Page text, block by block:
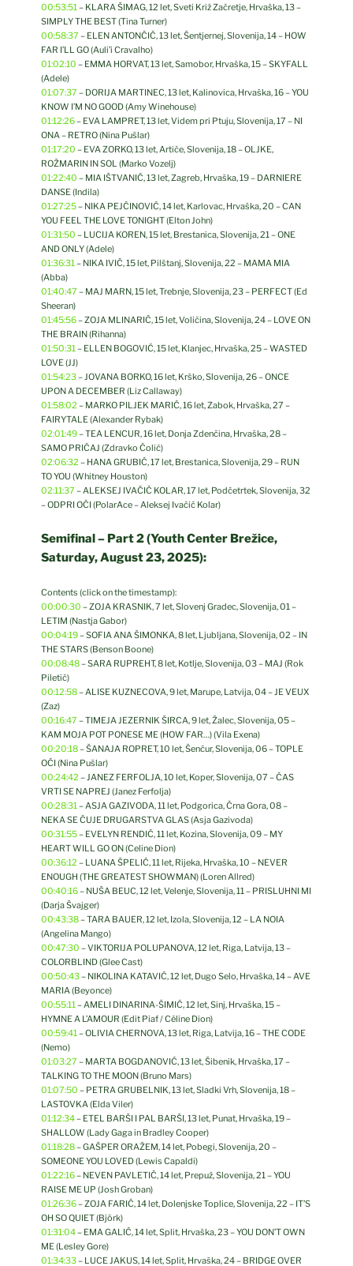
00:53:51 – KLARA ŠIMAG, 12 let, Sveti Križ Začretje, Hrvaška, 13 –
SIMPLY THE BEST (Tina Turner)
00:58:37 – ELEN ANTONČIČ, 13 let, Šentjernej, Slovenija, 14 – HOW
FAR I’LL GO (Auli’i Cravalho)
01:02:10 – EMMA HORVAT, 13 let, Samobor, Hrvaška, 15 – SKYFALL
(Adele)
01:07:37 – DORIJA MARTINEC, 13 let, Kalinovica, Hrvaška, 16 – YOU
KNOW I’M NO GOOD (Amy Winehouse)
01:12:26– EVA LAMPRET, 13 let, Videm pri Ptuju, Slovenija, 17 – NI
ONA – RETRO (Nina Pušlar)
01:17:20 – EVA ZORKO, 13 let, Artiče, Slovenija, 18 – OLJKE,
ROŽMARIN IN SOL (Marko Vozelj)
01:22:40 – MIA IŠTVANIĆ, 13 let, Zagreb, Hrvaška, 19 – DARNIERE
DANSE (Indila)
01:27:25– NIKA PEJČINOVIĆ, 14 let, Karlovac, Hrvaška, 20 – CAN
YOU FEEL THE LOVE TONIGHT (Elton John)
01:31:50 – LUCIJA KOREN, 15 let, Brestanica, Slovenija, 21 – ONE
AND ONLY (Adele)
01:36:31 – NIKA IVIČ, 15 let, Pilštanj, Slovenija, 22 – MAMA MIA
(Abba)
01:40:47 – MAJ MARN, 15 let, Trebnje, Slovenija, 23 – PERFECT (Ed
Sheeran)
01:45:56– ZOJA MLINARIČ, 15 let, Voličina, Slovenija, 24 – LOVE ON
THE BRAIN (Rihanna)
01:50:31 – ELLEN BOGOVIĆ, 15 let, Klanjec, Hrvaška, 25 – WASTED
LOVE (JJ)
01:54:23– JOVANA BORKO, 16 let, Krško, Slovenija, 26 – ONCE
UPON A DECEMBER (Liz Callaway)
01:58:02 – MARKO PILJEK MARIĆ, 16 let, Zabok, Hrvaška, 27 –
FAIRYTALE (Alexander Rybak)
02:01:49– TEA LENCUR, 16 let, Donja Zdenčina, Hrvaška, 28 –
SAMO PRIČAJ (Zdravko Čolić)
02:06:32 – HANA GRUBIČ, 17 let, Brestanica, Slovenija, 29 – RUN
TO YOU (Whitney Houston)
02:11:37 – ALEKSEJ IVAČIČ KOLAR, 17 let, Podčetrtek, Slovenija, 32
– ODPRI OČI (PolarAce – Aleksej Ivačič Kolar)
Semifinal – Part 2 (Youth Center Brežice,
Saturday, August 23, 2025):
Contents (click on the timestamp):
00:00:30 – ZOJA KRASNIK, 7 let, Slovenj Gradec, Slovenija, 01 –
LETIM (Nastja Gabor)
00:04:19– SOFIA ANA ŠIMONKA, 8 let, Ljubljana, Slovenija, 02 – IN
THE STARS (Benson Boone)
00:08:48– SARA RUPREHT, 8 let, Kotlje, Slovenija, 03 – MAJ (Rok
Piletič)
00:12:58– ALISE KUZNECOVA, 9 let, Marupe, Latvija, 04 – JE VEUX
(Zaz)
00:16:47 – TIMEJA JEZERNIK ŠIRCA, 9 let, Žalec, Slovenija, 05 –
KAM MOJA POT PONESE ME (HOW FAR…) (Vila Exena)
00:20:18– ŠANAJA ROPRET, 10 let, Šenčur, Slovenija, 06 – TOPLE
OČI (Nina Pušlar)
00:24:42 – JANEZ FERFOLJA, 10 let, Koper, Slovenija, 07 – ČAS
VRTI SE NAPREJ (Janez Ferfolja)
00:28:31 – ASJA GAZIVODA, 11 let, Podgorica, Črna Gora, 08 –
NEKA SE ČUJE DRUGARSTVA GLAS (Asja Gazivoda)
00:31:55– EVELYN RENDIĆ, 11 let, Kozina, Slovenija, 09 – MY
HEART WILL GO ON (Celine Dion)
00:36:12 – LUANA ŠPELIĆ, 11 let, Rijeka, Hrvaška, 10 – NEVER
ENOUGH (THE GREATEST SHOWMAN) (Loren Allred)
00:40:16– NUŠA BEUC, 12 let, Velenje, Slovenija, 11 – PRISLUHNI MI
(Darja Švajger)
00:43:38– TARA BAUER, 12 let, Izola, Slovenija, 12 – LA NOIA
(Angelina Mango)
00:47:30 – VIKTORIJA POLUPANOVA, 12 let, Riga, Latvija, 13 –
COLORBLIND (Glee Cast)
00:50:43– NIKOLINA KATAVIĆ, 12 let, Dugo Selo, Hrvaška, 14 – AVE
MARIA (Beyonce)
00:55:11 – AMELI DINARINA-ŠIMIĆ, 12 let, Sinj, Hrvaška, 15 –
HYMNE A L’AMOUR (Edit Piaf / Céline Dion)
00:59:41 – OLIVIA CHERNOVA, 13 let, Riga, Latvija, 16 – THE CODE
(Nemo)
01:03:27 – MARTA BOGDANOVIĆ, 13 let, Šibenik, Hrvaška, 17 –
TALKING TO THE MOON (Bruno Mars)
01:07:50 – PETRA GRUBELNIK, 13 let, Sladki Vrh, Slovenija, 18 –
LASTOVKA (Elda Viler)
01:12:34– ETEL BARŠI I PAL BARŠI, 13 let, Punat, Hrvaška, 19 –
SHALLOW (Lady Gaga in Bradley Cooper)
01:18:28– GAŠPER ORAŽEM, 14 let, Pobegi, Slovenija, 20 –
SOMEONE YOU LOVED (Lewis Capaldi)
01:22:16– NEVEN PAVLETIČ, 14 let, Prepuž, Slovenija, 21 – YOU
RAISE ME UP (Josh Groban)
01:26:36– ZOJA FARIČ, 14 let, Dolenjske Toplice, Slovenija, 22 – IT’S
OH SO QUIET (Björk)
01:31:04– EMA GALIĆ, 14 let, Split, Hrvaška, 23 – YOU DON’T OWN
ME (Lesley Gore)
01:34:33– LUCE JAKUS, 14 let, Split, Hrvaška, 24 – BRIDGE OVER